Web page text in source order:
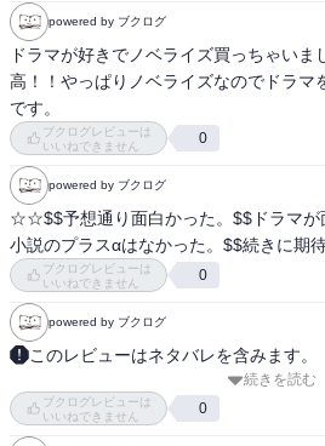
決する当麻。だが、ニノマエは当麻の実
られているのか。
powered by ブクログ
ドラマが好きでノベライズ買っちゃい
高！！やっぱりノベライズなのでドラマ
です。
ブクログレビューは
いいねできません
0
powered by ブクログ
☆☆$$予想通り面白かった。$$ドラマが
小説のプラスαはなかった。$$続きに期
ブクログレビューは
いいねできません
0
powered by ブクログ
このレビューはネタバレを含みます。
SPECの三巻目。What is the most続きを読む
ブクログレビューは
いいねできません
0